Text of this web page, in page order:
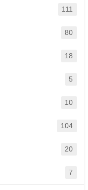
111
80
18
5
10
104
20
7